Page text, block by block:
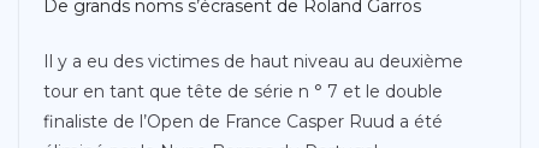
De grands noms s’écrasent de Roland Garros
Il y a eu des victimes de haut niveau au deuxième
tour en tant que tête de série n ° 7 et le double
finaliste de l’Open de France Casper Ruud a été